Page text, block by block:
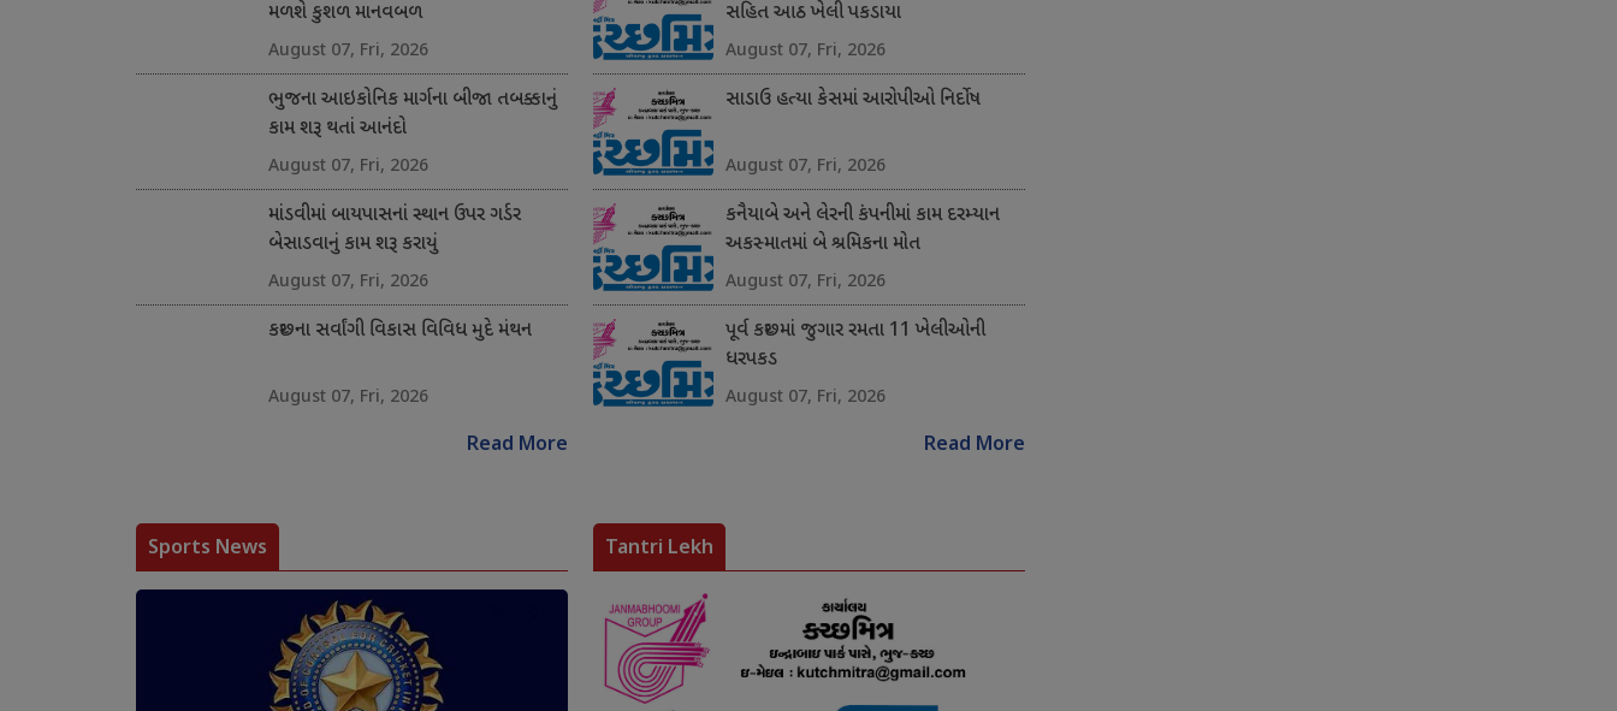
મળશે કુશળ માનવબળ
August 07, Fri, 2026
ભુજના આઇકોનિક માર્ગના બીજા તબક્કાનું
કામ શરૂ થતાં આનંદો
August 07, Fri, 2026
માંડવીમાં બાયપાસનાં સ્થાન ઉપર ગર્ડર
બેસાડવાનું કામ શરૂ કરાયું
August 07, Fri, 2026
કચ્છના સર્વાંગી વિકાસ વિવિધ મુદે મંથન
August 07, Fri, 2026
Read More
સહિત આઠ ખેલી પકડાયા
August 07, Fri, 2026
સાડાઉ હત્યા કેસમાં આરોપીઓ નિર્દોષ
August 07, Fri, 2026
કનૈયાબે અને લેરની કંપનીમાં કામ દરમ્યાન
અકસ્માતમાં બે શ્રમિકના મોત
August 07, Fri, 2026
પૂર્વ કચ્છમાં જુગાર રમતા 11 ખેલીઓની
ધરપકડ
August 07, Fri, 2026
Read More
Sports News Tantri Lekh